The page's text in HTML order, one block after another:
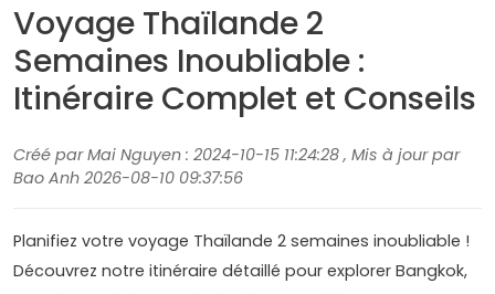
Voyage Thaïlande 2
Semaines Inoubliable :
Itinéraire Complet et Conseils
Créé par Mai Nguyen : 2024-10-15 11:24:28 , Mis à jour par
Bao Anh 2026-08-10 09:37:56
Planifiez votre voyage Thaïlande 2 semaines inoubliable !
Découvrez notre itinéraire détaillé pour explorer Bangkok,